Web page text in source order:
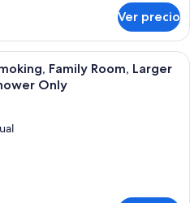
Ver precio
Ropa de cama de alta calidad y caja
Family Room, Larger
Only